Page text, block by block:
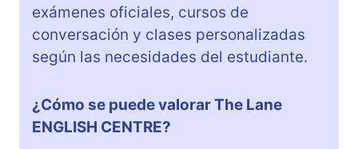
exámenes oficiales, cursos de
conversación y clases personalizadas
según las necesidades del estudiante.
¿Cómo se puede valorar The Lane
ENGLISH CENTRE?